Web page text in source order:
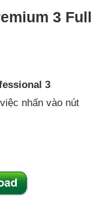
3 Full
3
nhấn vào nút